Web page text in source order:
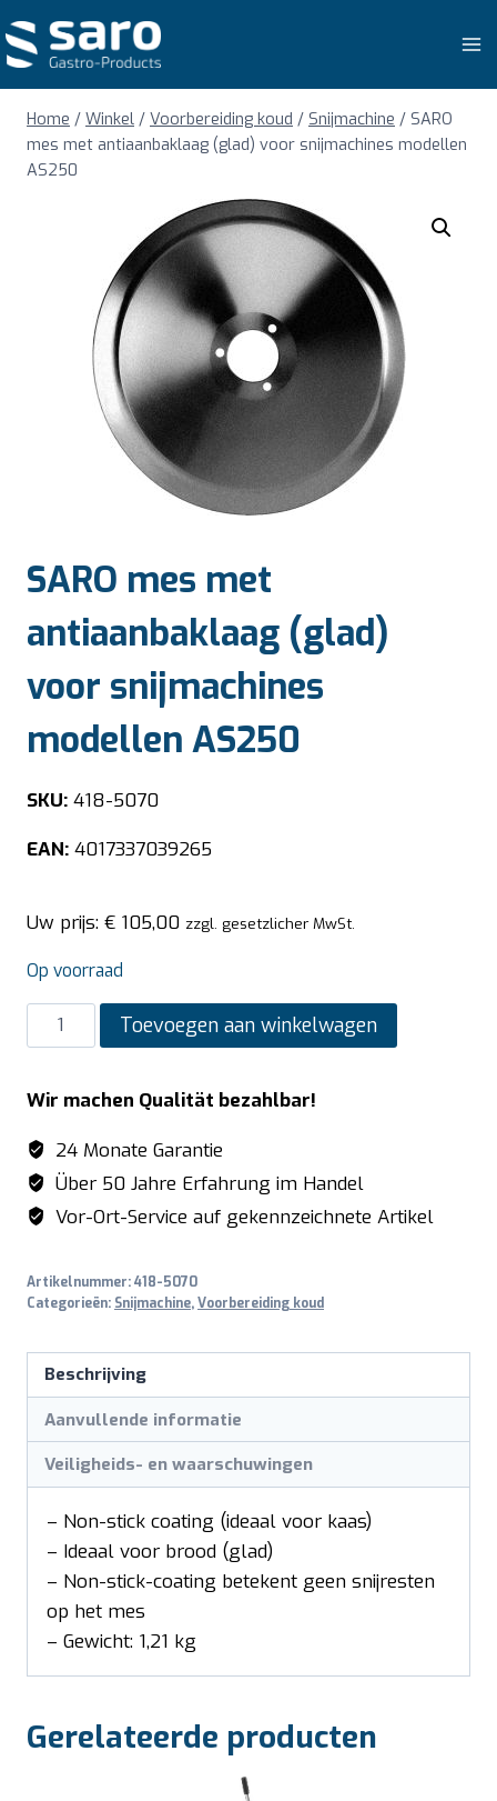
naar
inhoud
Home / Winkel / Voorbereiding koud / Snijmachine / SARO
mes met antiaanbaklaag (glad) voor snijmachines modellen
AS250
SARO mes met
antiaanbaklaag (glad)
voor snijmachines
modellen AS250
SKU: 418-5070
EAN: 4017337039265
Uw prijs: € 105,00 zzgl. gesetzlicher MwSt.
Op voorraad
SARO
mes
antiaanbaklaag
(glad)
voor
snijmachines
modellen
aantal
Toevoegen aan winkelwagen
Wir machen Qualität bezahlbar!
24 Monate Garantie
Über 50 Jahre Erfahrung im Handel
Vor-Ort-Service auf gekennzeichnete Artikel
Artikelnummer:418-5070
Categorieën: Snijmachine,Voorbereiding koud
Beschrijving
Aanvullende informatie
Veiligheids- en waarschuwingen
– Non-stick coating (ideaal voor kaas)
– Ideaal voor brood (glad)
– Non-stick-coating betekent geen snijresten
op het mes
– Gewicht: 1,21 kg
Gerelateerde producten